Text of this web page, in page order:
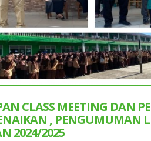
CLASS MEETING DAN
, PENGUMUMAN
2024/2025